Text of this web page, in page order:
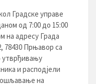
Градске управе
од 7:00 до 15:00
на адресу Града
78430 Прњавор са
утврђивању
и расподјели
на